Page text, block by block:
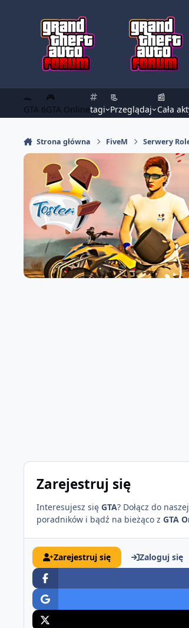
🐊
GTA 6
🎮
GTA Onlinetagi
📃
Przeglądaj
📰
Cała
Strona główna FiveM Serwery
Zarejestruj się
Interesujesz się GTA? Dołącz do
poradników i bądź na bieżąco z GTA
Zarejestruj się
Zaloguj się